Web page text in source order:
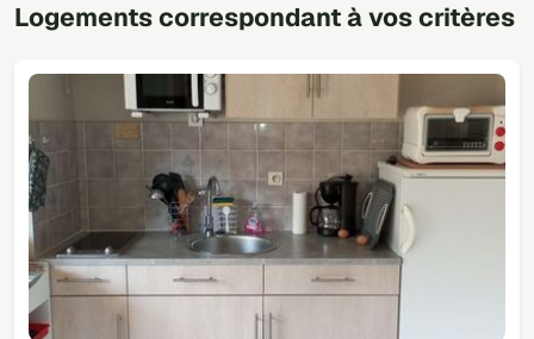
Logements correspondant à vos critères